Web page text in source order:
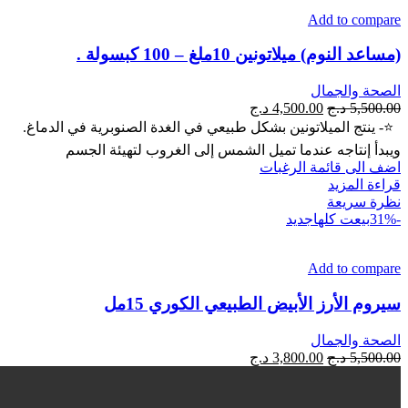
Add to compare
(مساعد النوم) ميلاتونين 10ملغ – 100 كبسولة .
الصحة والجمال
5,500.00 د.ج السعر
الأصلي
5,500.00 د.ج.
4,500.00 د.ج
الحالي
4,500.00 د.ج.
⭐- ينتج الميلاتونين بشكل طبيعي في الغدة الصنوبرية في الدماغ.
ويبدأ إنتاجه عندما تميل الشمس إلى الغروب لتهيئة الجسم
اضف الى قائمة الرغبات
قراءة المزيد
نظرة سريعة
-31%
بيعت كلهاجديد
Add to compare
سيروم الأرز الأبيض الطبيعي الكوري 15مل
الصحة والجمال
5,500.00 د.ج السعر
3,800.00 د.ج